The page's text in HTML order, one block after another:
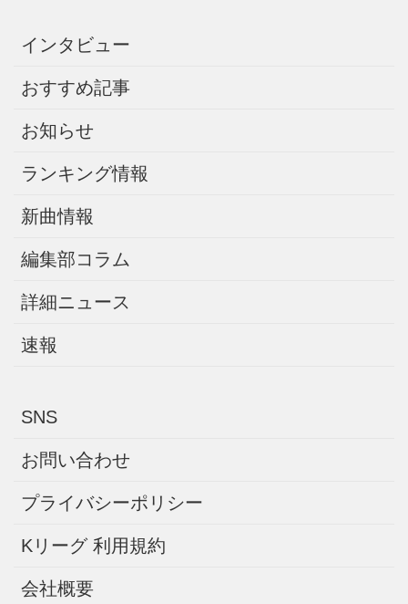
インタビュー
おすすめ記事
お知らせ
ランキング情報
新曲情報
編集部コラム
詳細ニュース
速報
SNS
お問い合わせ
プライバシーポリシー
Kリーグ 利用規約
会社概要